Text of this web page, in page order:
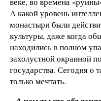
А какой уровень
монастыри были
культуры, даже когда
находились в полном
захолустной окраиной
государства. Сегодня о
только мечтать.